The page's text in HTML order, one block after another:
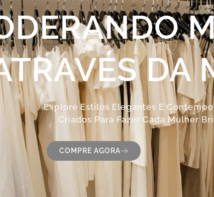
DA
Explore Estilos Elegantes E
Criados Para Fazer Cada Mulher
COMPRE AGORA